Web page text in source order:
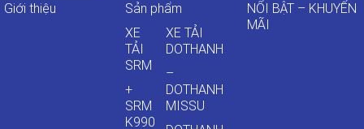
Giới thiệu
Sản phẩm
XE
TẢI
SRM
+
SRM
K990
XE TẢI
DOTHANH
–
DOTHANH
MISSU
NỔI BẬT – KHUYẾN
MÃI